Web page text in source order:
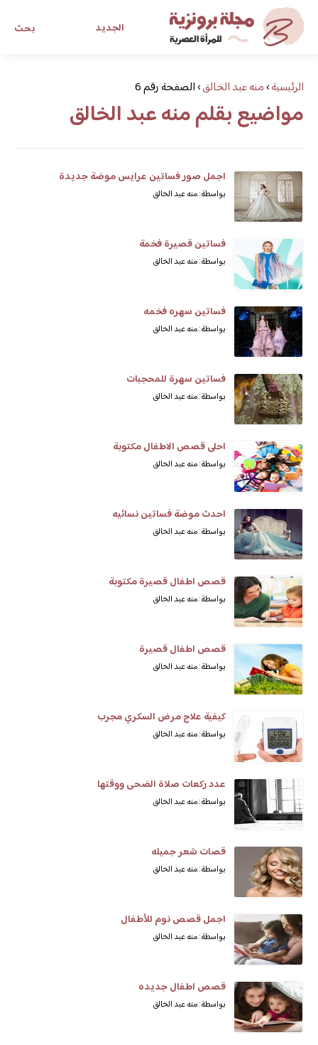
بحث الجديد
مجلة برونزية للفتاة العصرية
ابحث عن أي موضوع يهمك
الرئيسية›منه عبد الخالق›الصفحة رقم 6
مواضيع بقلم منه عبد الخالق
اجمل صور فساتين عرايس موضة جديدة
بواسطة: منه عبد الخالق
فساتين قصيرة فخمة
بواسطة: منه عبد الخالق
فساتين سهره فخمه
بواسطة: منه عبد الخالق
فساتين سهرة للمحجبات
بواسطة: منه عبد الخالق
احلى قصص الاطفال مكتوبة
بواسطة: منه عبد الخالق
احدث موضة فساتين نسائيه
بواسطة: منه عبد الخالق
قصص اطفال قصيرة مكتوبة
بواسطة: منه عبد الخالق
قصص اطفال قصيرة
بواسطة: منه عبد الخالق
كيفية علاج مرض السكري مجرب
بواسطة: منه عبد الخالق
عدد ركعات صلاة الضحى ووقتها
بواسطة: منه عبد الخالق
قصات شعر جميله
بواسطة: منه عبد الخالق
اجمل قصص نوم للأطفال
بواسطة: منه عبد الخالق
قصص اطفال جديده
بواسطة: منه عبد الخالق